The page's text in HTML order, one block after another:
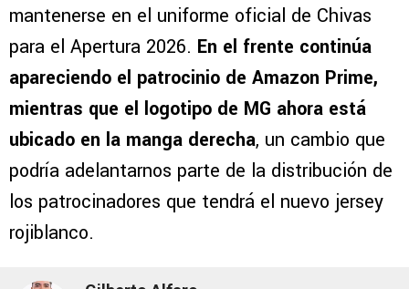
mantenerse en el uniforme oficial de Chivas
para el Apertura 2026. En el frente continúa
apareciendo el patrocinio de Amazon Prime,
mientras que el logotipo de MG ahora está
ubicado en la manga derecha, un cambio que
podría adelantarnos parte de la distribución de
los patrocinadores que tendrá el nuevo jersey
rojiblanco.